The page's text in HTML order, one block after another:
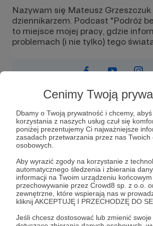
Cenimy Twoją
Dbamy o Twoją prywatność i chcemy,
korzystania z naszych usług czuł się
poniżej prezentujemy Ci najważniejsze
zasadach przetwarzania przez nas Twoich
osobowych.
Aby wyrazić zgody na korzystanie z
automatycznego śledzenia i zbierania
informacji na Twoim urządzeniu końcowym
przechowywanie przez Crowd8 sp. z o.o.
zewnętrzne, które wspierają nas w
kliknij AKCEPTUJĘ I PRZECHODZĘ DO
Jeśli chcesz dostosować lub zmienić
Nazywam się Mateusz
dziennikarzem. Podcast "Podróż
to miejsce mojej pracy, gdzie
problemach (i nie tylko) tego
Wiadomość
Cześć! Nazywam się
PR&Marketingu. Jestem